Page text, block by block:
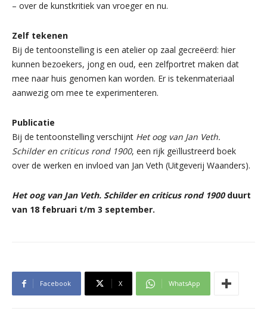
– over de kunstkritiek van vroeger en nu.
Zelf tekenen
Bij de tentoonstelling is een atelier op zaal gecreëerd: hier
kunnen bezoekers, jong en oud, een zelfportret maken dat
mee naar huis genomen kan worden. Er is tekenmateriaal
aanwezig om mee te experimenteren.
Publicatie
Bij de tentoonstelling verschijnt Het oog van Jan Veth.
Schilder en criticus rond 1900, een rijk geïllustreerd boek
over de werken en invloed van Jan Veth (Uitgeverij Waanders).
Het oog van Jan Veth. Schilder en criticus rond 1900duurt
van 18 februari t/m 3 september.
Facebook X WhatsApp